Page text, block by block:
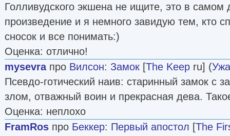
Голливудского экшена не ищите, это в самом
произведение и я немного завидую тем, кто
сносок и все понимать:)
Оценка: отлично!
mysevraпро Вилсон: Замок [The Keep ru] (
Псевдо-готический наив: старинный замок с
злом, отважный воин и прекрасная дева.
Оценка: неплохо
FramRos про Беккер: Первый апостол [The